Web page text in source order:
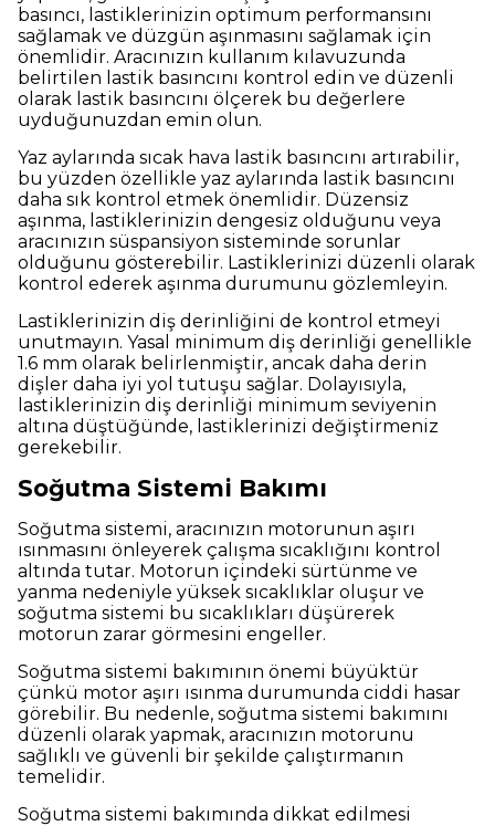
basıncı, lastiklerinizin optimum performansını
sağlamak ve düzgün aşınmasını sağlamak için
önemlidir. Aracınızın kullanım kılavuzunda
belirtilen lastik basıncını kontrol edin ve düzenli
olarak lastik basıncını ölçerek bu değerlere
uyduğunuzdan emin olun.
Yaz aylarında sıcak hava lastik basıncını artırabilir,
bu yüzden özellikle yaz aylarında lastik basıncını
daha sık kontrol etmek önemlidir. Düzensiz
aşınma, lastiklerinizin dengesiz olduğunu veya
aracınızın süspansiyon sisteminde sorunlar
olduğunu gösterebilir. Lastiklerinizi düzenli olarak
kontrol ederek aşınma durumunu gözlemleyin.
Lastiklerinizin diş derinliğini de kontrol etmeyi
unutmayın. Yasal minimum diş derinliği genellikle
1.6 mm olarak belirlenmiştir, ancak daha derin
dişler daha iyi yol tutuşu sağlar. Dolayısıyla,
lastiklerinizin diş derinliği minimum seviyenin
altına düştüğünde, lastiklerinizi değiştirmeniz
gerekebilir.
Soğutma Sistemi Bakımı
Soğutma sistemi, aracınızın motorunun aşırı
ısınmasını önleyerek çalışma sıcaklığını kontrol
altında tutar. Motorun içindeki sürtünme ve
yanma nedeniyle yüksek sıcaklıklar oluşur ve
soğutma sistemi bu sıcaklıkları düşürerek
motorun zarar görmesini engeller.
Soğutma sistemi bakımının önemi büyüktür
çünkü motor aşırı ısınma durumunda ciddi hasar
görebilir. Bu nedenle, soğutma sistemi bakımını
düzenli olarak yapmak, aracınızın motorunu
sağlıklı ve güvenli bir şekilde çalıştırmanın
temelidir.
Soğutma sistemi bakımında dikkat edilmesi